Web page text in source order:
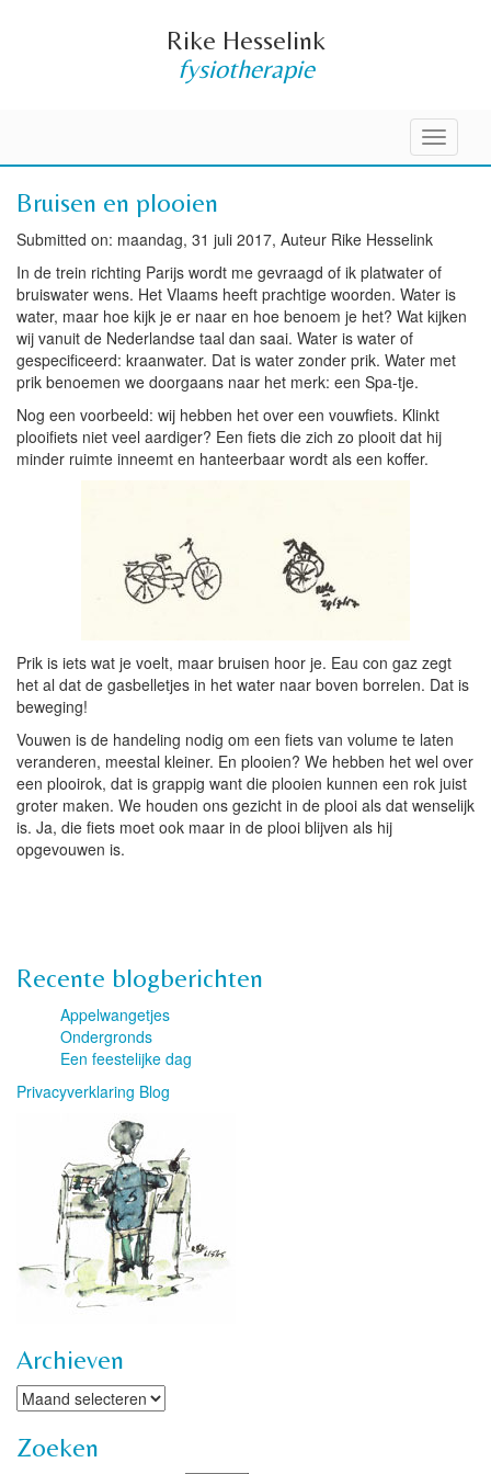
Rike Hesselink
fysiotherapie
Toggle
Bruisen en plooien
Submitted on: maandag, 31 juli 2017, Auteur Rike Hesselink
In de trein richting Parijs wordt me gevraagd of ik platwater of
bruiswater wens. Het Vlaams heeft prachtige woorden. Water is
water, maar hoe kijk je er naar en hoe benoem je het? Wat kijken
wij vanuit de Nederlandse taal dan saai. Water is water of
gespecificeerd: kraanwater. Dat is water zonder prik. Water met
prik benoemen we doorgaans naar het merk: een Spa-tje.
Nog een voorbeeld: wij hebben het over een vouwfiets. Klinkt
plooifiets niet veel aardiger? Een fiets die zich zo plooit dat hij
minder ruimte inneemt en hanteerbaar wordt als een koffer.
Prik is iets wat je voelt, maar bruisen hoor je. Eau con gaz zegt
het al dat de gasbelletjes in het water naar boven borrelen. Dat is
beweging!
Vouwen is de handeling nodig om een fiets van volume te laten
veranderen, meestal kleiner. En plooien? We hebben het wel over
een plooirok, dat is grappig want die plooien kunnen een rok juist
groter maken. We houden ons gezicht in de plooi als dat wenselijk
is. Ja, die fiets moet ook maar in de plooi blijven als hij
opgevouwen is.
Recente blogberichten
Appelwangetjes
Ondergronds
Een feestelijke dag
Privacyverklaring Blog
Archieven
Archieven
Zoeken